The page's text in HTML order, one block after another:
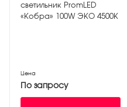
светильник PromLED
«Кобра» 100W ЭКО 4500K
Цена
По запросу